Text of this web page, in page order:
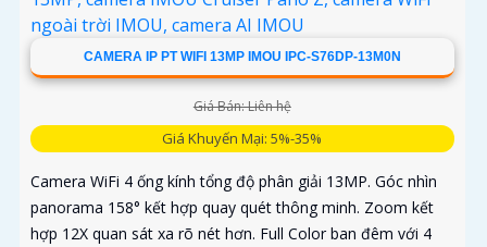
CAMERA IP PT WIFI 13MP IMOU IPC-S76DP-13M0N
Giá Bán: Liên hệ
Giá Khuyến Mại: 5%-35%
Camera WiFi 4 ống kính tổng độ phân giải 13MP. Góc nhìn
panorama 158° kết hợp quay quét thông minh. Zoom kết
hợp 12X quan sát xa rõ nét hơn. Full Color ban đêm với 4